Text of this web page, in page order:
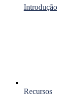
Introdução
Recursos